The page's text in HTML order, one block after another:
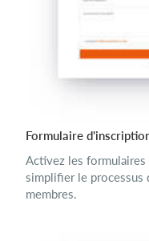
Formulaire
Activez les
simplifier le processus
membres.